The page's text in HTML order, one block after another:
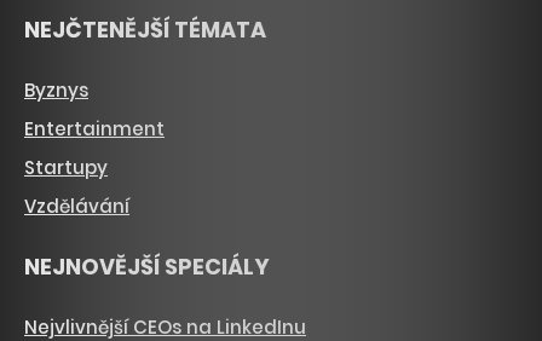
NEJČTENĚJŠÍ TÉMATA
Byznys
Entertainment
Startupy
Vzdělávání
NEJNOVĚJŠÍ SPECIÁLY
Nejvlivnější CEOs na LinkedInu